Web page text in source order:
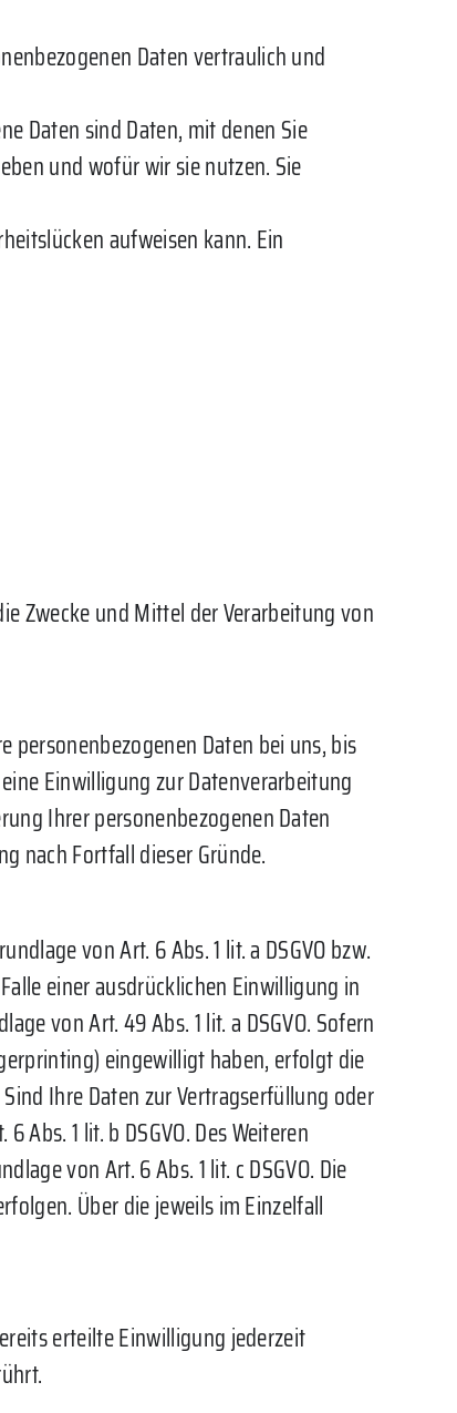
Daten vertraulich und
Daten sind Daten, mit denen Sie
und wofür wir sie nutzen. Sie
aufweisen kann. Ein
Zwecke und Mittel der Verarbeitung von
Daten bei uns, bis
Einwilligung zur Datenverarbeitung
Ihrer personenbezogenen Daten
nach Fortfall dieser Gründe.
von Art. 6 Abs. 1 lit. a DSGVO bzw.
einer ausdrücklichen Einwilligung in
von Art. 49 Abs. 1 lit. a DSGVO. Sofern
eingewilligt haben, erfolgt die
Ihre Daten zur Vertragserfüllung oder
1 lit. b DSGVO. Des Weiteren
von Art. 6 Abs. 1 lit. c DSGVO. Die
Über die jeweils im Einzelfall
erteilte Einwilligung jederzeit